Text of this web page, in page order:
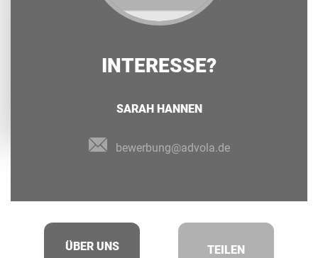
INTERESSE?
SARAH HANNEN
bewerbung@advola.de
ÜBER UNS TEILEN